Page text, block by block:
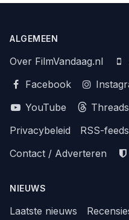
ALGEMEEN
Over FilmVandaag.nl
Facebook
YouTube
Threads
Privacybeleid
RSS-feeds
Contact / Adverteren
NIEUWS
Laatste nieuws